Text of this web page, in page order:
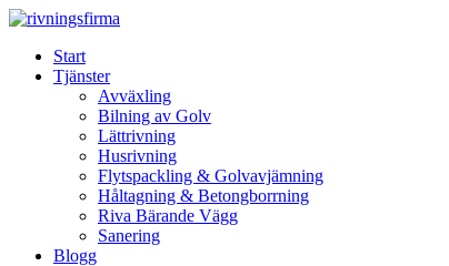
Skip
contentStart
Tjänster
Avväxling
Bilning av Golv
Lättrivning
Husrivning
Flytspackling & Golvavjämning
Håltagning & Betongborrning
Riva Bärande Vägg
Sanering
Blogg